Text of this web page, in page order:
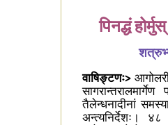
पिनद्धं
वाषिङ्टणः>
तैलेन्धनादीनां
अन्त्यनिर्देशः। ४८